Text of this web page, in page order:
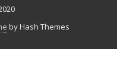
by Hash Themes